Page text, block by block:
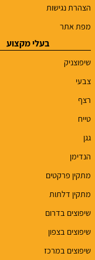
הצהרת נגישות
מפת אתר
בעלי מקצוע
שיפוצניק
צבעי
רצף
טייח
גגן
הנדימן
מתקין פרקטים
מתקין דלתות
שיפוצים בדרום
שיפוצים בצפון
שיפוצים במרכז